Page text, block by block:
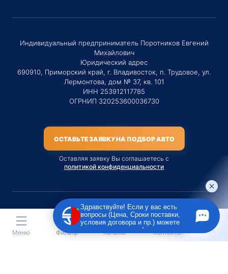
Индивидуальный предприниматель Поротников Евгений
Михайлович
Юридический адрес
690910, Приморский край, г. Владивосток, п. Трудовое, ул.
Лермонтова, дом № 37, кв. 101
ИНН 253912117785
ОГРНИП 320253600036730
ОСТАВЬТЕ ЗАЯВКУ НА ПОДБОР АВТО
Оставляя заявку Вы соглашаетесь с
политикой конфиденциальности
Материалы данного сайта являются публичной офертой
только на услугу сопровождения Агентом приобретения
транспортного средства Клиентом.
Меню Фильтр Каталог Контакты
Здравствуйте! Если у вас есть
вопросы (Цена, Сроки поставки,
условия договора и пр.) можете
задать их мне в чат!